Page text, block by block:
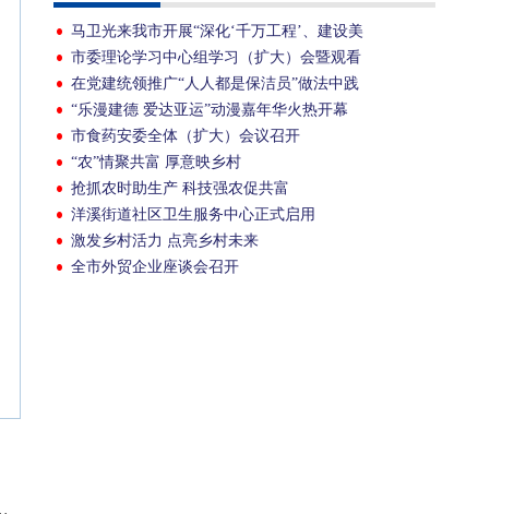
马卫光来我市开展“深化‘千万工程’、建设美
丽乡村”专项集体民主监督
市委理论学习中心组学习（扩大）会暨观看
廉政题材剧《清清白白》巡演举行
在党建统领推广“人人都是保洁员”做法中践
行全过程人民民主
“乐漫建德 爱达亚运”动漫嘉年华火热开幕
市食药安委全体（扩大）会议召开
“农”情聚共富 厚意映乡村
抢抓农时助生产 科技强农促共富
洋溪街道社区卫生服务中心正式启用
激发乡村活力 点亮乡村未来
全市外贸企业座谈会召开